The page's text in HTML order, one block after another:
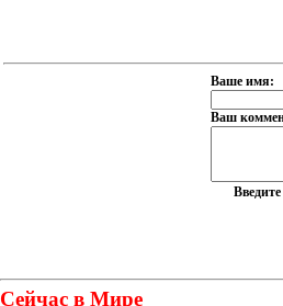
Ваше имя:
Ваш
Сейчас в Мире